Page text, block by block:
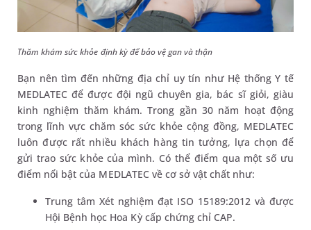
Thăm khám sức khỏe định kỳ để bảo vệ gan và thận
Bạn nên tìm đến những địa chỉ uy tín như Hệ thống Y tế
MEDLATEC để được đội ngũ chuyên gia, bác sĩ giỏi, giàu
kinh nghiệm thăm khám. Trong gần 30 năm hoạt động
trong lĩnh vực chăm sóc sức khỏe cộng đồng, MEDLATEC
luôn được rất nhiều khách hàng tin tưởng, lựa chọn để
gửi trao sức khỏe của mình. Có thể điểm qua một số ưu
điểm nổi bật của MEDLATEC về cơ sở vật chất như:
Trung tâm Xét nghiệm đạt ISO 15189:2012 và được
Hội Bệnh học Hoa Kỳ cấp chứng chỉ CAP.